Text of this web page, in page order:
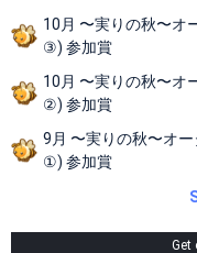
10月 〜実りの秋〜オ
③) 参加賞
10月 〜実りの秋〜オ
②) 参加賞
9月 〜実りの秋〜オ
①) 参加賞
Get